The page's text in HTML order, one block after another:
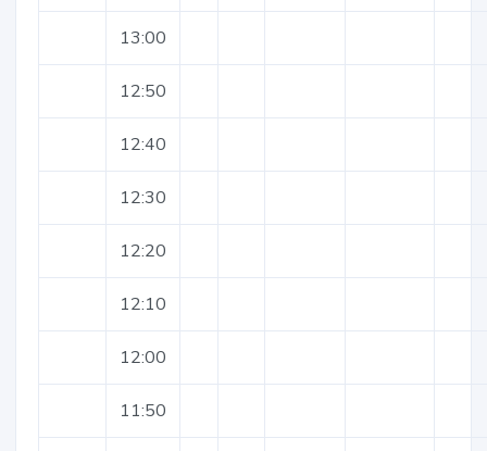
13:00
12:50
12:40
12:30
12:20
12:10
12:00
11:50